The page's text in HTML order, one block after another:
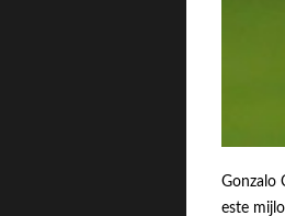
Gonzalo
este